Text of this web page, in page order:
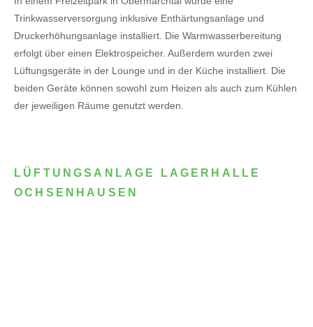
Trinkwasserversorgung inklusive Enthärtungsanlage und
Druckerhöhungsanlage installiert. Die Warmwasserbereitung
erfolgt über einen Elektrospeicher. Außerdem wurden zwei
Lüftungsgeräte in der Lounge und in der Küche installiert. Die
beiden Geräte können sowohl zum Heizen als auch zum Kühlen
der jeweiligen Räume genutzt werden.
LÜFTUNGSANLAGE LAGERHALLE
OCHSENHAUSEN